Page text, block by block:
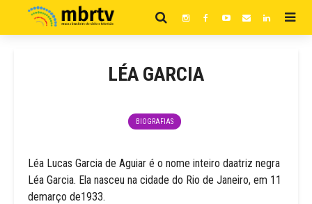
LÉA GARCIA
BIOGRAFIAS
Léa Lucas Garcia de Aguiar é o nome inteiro daatriz negra
Léa Garcia. Ela nasceu na cidade do Rio de Janeiro, em 11
demarço de1933.